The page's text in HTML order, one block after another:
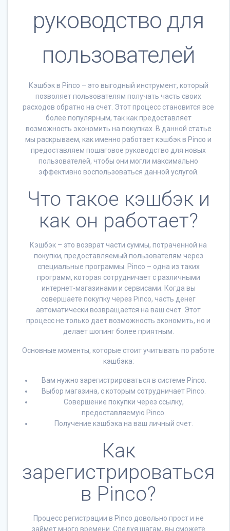
руководство для
пользователей
Кэшбэк в Pinco – это выгодный инструмент, который
позволяет пользователям получать часть своих
расходов обратно на счет. Этот процесс становится все
более популярным, так как предоставляет
возможность экономить на покупках. В данной статье
мы раскрываем, как именно работает кэшбэк в Pinco и
предоставляем пошаговое руководство для новых
пользователей, чтобы они могли максимально
эффективно воспользоваться данной услугой.
Что такое кэшбэк и
как он работает?
Кэшбэк – это возврат части суммы, потраченной на
покупки, предоставляемый пользователям через
специальные программы. Pinco – одна из таких
программ, которая сотрудничает с различными
интернет-магазинами и сервисами. Когда вы
совершаете покупку через Pinco, часть денег
автоматически возвращается на ваш счет. Этот
процесс не только дает возможность экономить, но и
делает шопинг более приятным.
Основные моменты, которые стоит учитывать по работе
кэшбэка:
Вам нужно зарегистрироваться в системе Pinco.
Выбор магазина, с которым сотрудничает Pinco.
Совершение покупки через ссылку,
предоставляемую Pinco.
Получение кэшбэка на ваш личный счет.
Как
зарегистрироваться
в Pinco?
Процесс регистрации в Pinco довольно прост и не
займет много времени. Следуя шагам, вы сможете